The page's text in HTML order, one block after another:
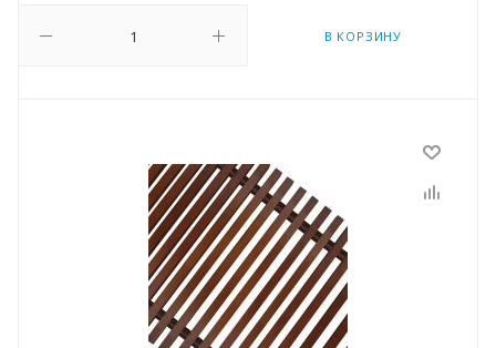
В КОРЗИНУ